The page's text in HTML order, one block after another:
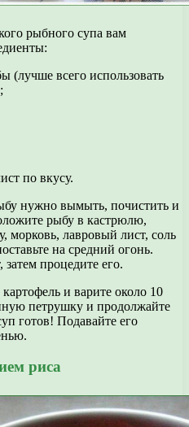
рыбного супа вам
(лучше всего использовать
по вкусу.
нужно вымыть, почистить и
рыбу в кастрюлю,
морковь, лавровый лист, соль
на средний огонь.
процедите его.
и варите около 10
петрушку и продолжайте
готов! Подавайте его
риса